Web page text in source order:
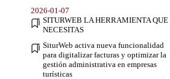
2026-01-07
SITURWEB LA HERRAMIENTA QUE
NECESITAS
SiturWeb activa nueva funcionalidad
para digitalizar facturas y optimizar la
gestión administrativa en empresas
turísticas